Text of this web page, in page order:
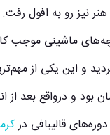
نیز رو به افول
ماشینی موجب
و این‌ یکی از
بود و درواقع بعد از
قالیبافی در